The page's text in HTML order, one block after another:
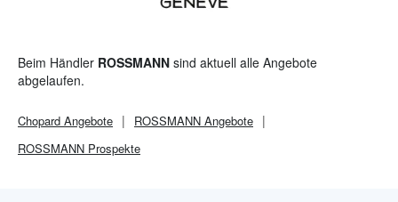
Beim Händler ROSSMANN sind aktuell alle Angebote
abgelaufen.
Chopard Angebote ROSSMANN Angebote
ROSSMANN Prospekte